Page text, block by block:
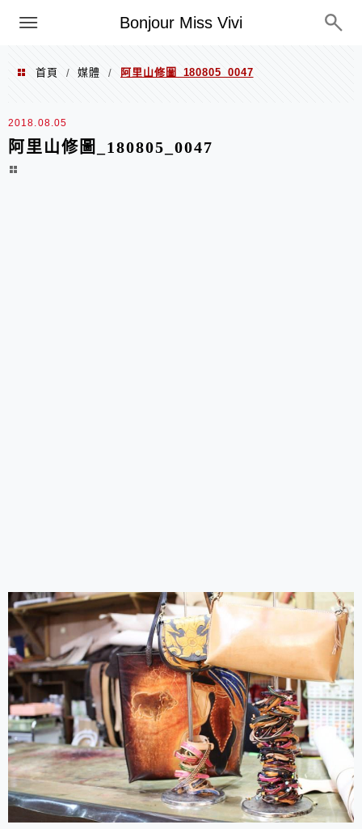
Bonjour Miss Vivi
選單
首頁 / 媒體 / 阿里山修圖_180805_0047
2018.08.05
阿里山修圖_180805_0047